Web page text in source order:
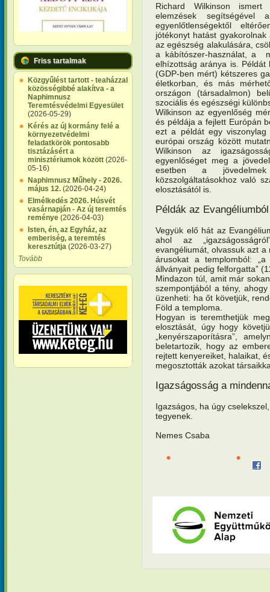
Friss tartalmak
Közgyűlést tartott - teaházzal
közösségibbé alakítva - a
Naphimnusz
Teremtésvédelmi Egyesület
(2026-05-29)
Kérés az új kormány felé a
környezetvédelmi
feladatkörök pontosabb
tisztázásért a
minisztériumok között (2026-
05-16)
Naphimnusz Műhely - 2026.
május 12. (2026-04-24)
Elmélkedés 2026. Húsvét
vasárnapján - Az új teremtés
reménye (2026-04-03)
Isten, én, az Egyház, az
emberiség, a teremtés
keresztútja (2026-03-27)
Tovább
Richard Wilkinson ismert
elemzések
egyenlőtlenségektől
jótékonyt hatást
az egészség alakulására,
a kábítószer-használat, a
elhízottság aránya is.
(GDP-ben mért) kétszeres
életkorban, és más
országon (társadalmon)
szociális és egészségi
Wilkinson az egyenlőség
és példája a fejlett Európán
ezt a példát egy
európai ország között
Wilkinson az
egyenlőséget meg a
esetben a
közszolgáltatásokhoz való
elosztásától is.
Példák az Evangéliumból
Vegyük elő hát az
ahol az
evangéliumát, olvassuk azt
árusokat a templomból:
állványait pedig felforgatta”
Mindazon túl, amit már
szempontjából a tény,
üzenheti: ha őt követjük,
Föld a temploma.
Hogyan is teremthetjük
elosztását, úgy hogy
„kenyérszaporításra”,
beletartozik, hogy az
rejtett kenyereiket, halaikat,
megosztották azokat
Igazságosság a
Igazságos, ha úgy
tegyenek.
Nemes Csaba